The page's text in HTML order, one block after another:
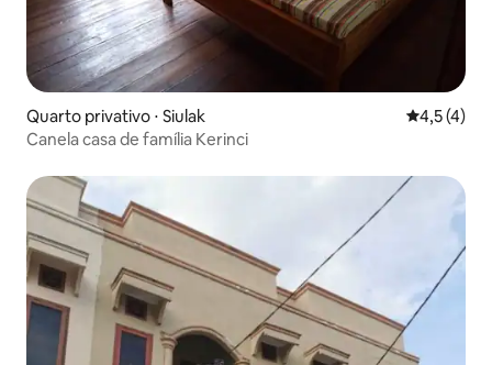
Quarto privativo ⋅ Siulak 4,5 de
4,5 (4)
Canela casa de família Kerinci